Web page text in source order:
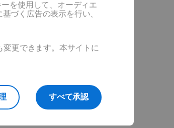
を使用して、オーディエ
づく広告の表示を行い、
更できます。本サイトに
すべて承認